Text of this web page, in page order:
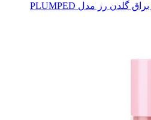
رژ لب مایع حجم دهنده براق گلدن رز مدل PLUMPED